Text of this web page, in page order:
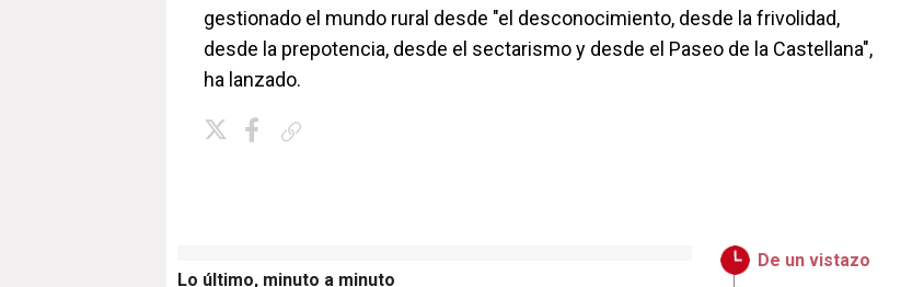
gestionado el mundo rural desde "el desconocimiento, desde la frivolidad,
desde la prepotencia, desde el sectarismo y desde el Paseo de la Castellana",
ha lanzado.
Lo último, minuto a minuto
De un vistazo